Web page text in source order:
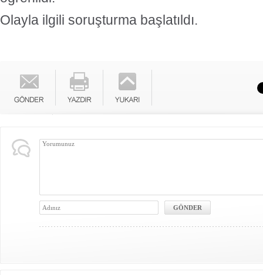
Olayla ilgili soruşturma başlatıldı.